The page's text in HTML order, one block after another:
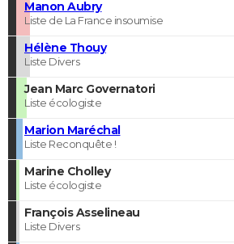
Manon Aubry
Liste de La France insoumise
Hélène Thouy
Liste Divers
Jean Marc Governatori
Liste écologiste
Marion Maréchal
Liste Reconquête !
Marine Cholley
Liste écologiste
François Asselineau
Liste Divers